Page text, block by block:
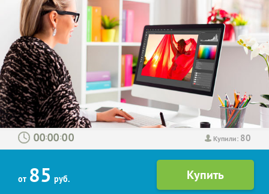
Купили: 80
: :
от 85 руб.